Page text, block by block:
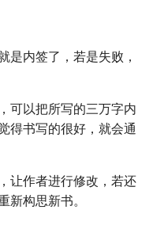
是内签了，若是失败，
可以把所写的三万字内
得书写的很好，就会通
让作者进行修改，若还
新构思新书。